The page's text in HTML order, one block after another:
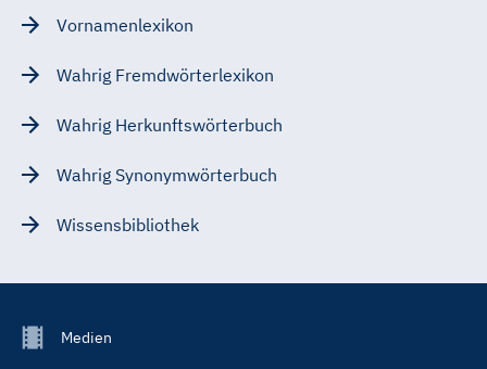
Vornamenlexikon
Wahrig Fremdwörterlexikon
Wahrig Herkunftswörterbuch
Wahrig Synonymwörterbuch
Wissensbibliothek
FooterMedien